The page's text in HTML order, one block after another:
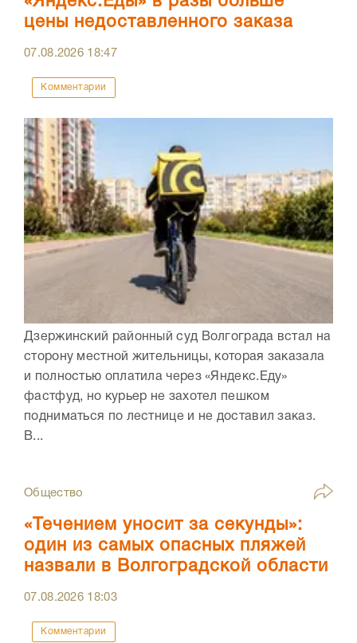
цены недоставленного заказа
07.08.2026 18:47
Комментарии
Дзержинский районный суд Волгограда встал на
сторону местной жительницы, которая заказала
и полностью оплатила через «Яндекс.Еду»
фастфуд, но курьер не захотел пешком
подниматься по лестнице и не доставил заказ.
В...
Общество
«Течением уносит за секунды»:
один из самых опасных пляжей
назвали в Волгоградской области
07.08.2026 18:03
Комментарии